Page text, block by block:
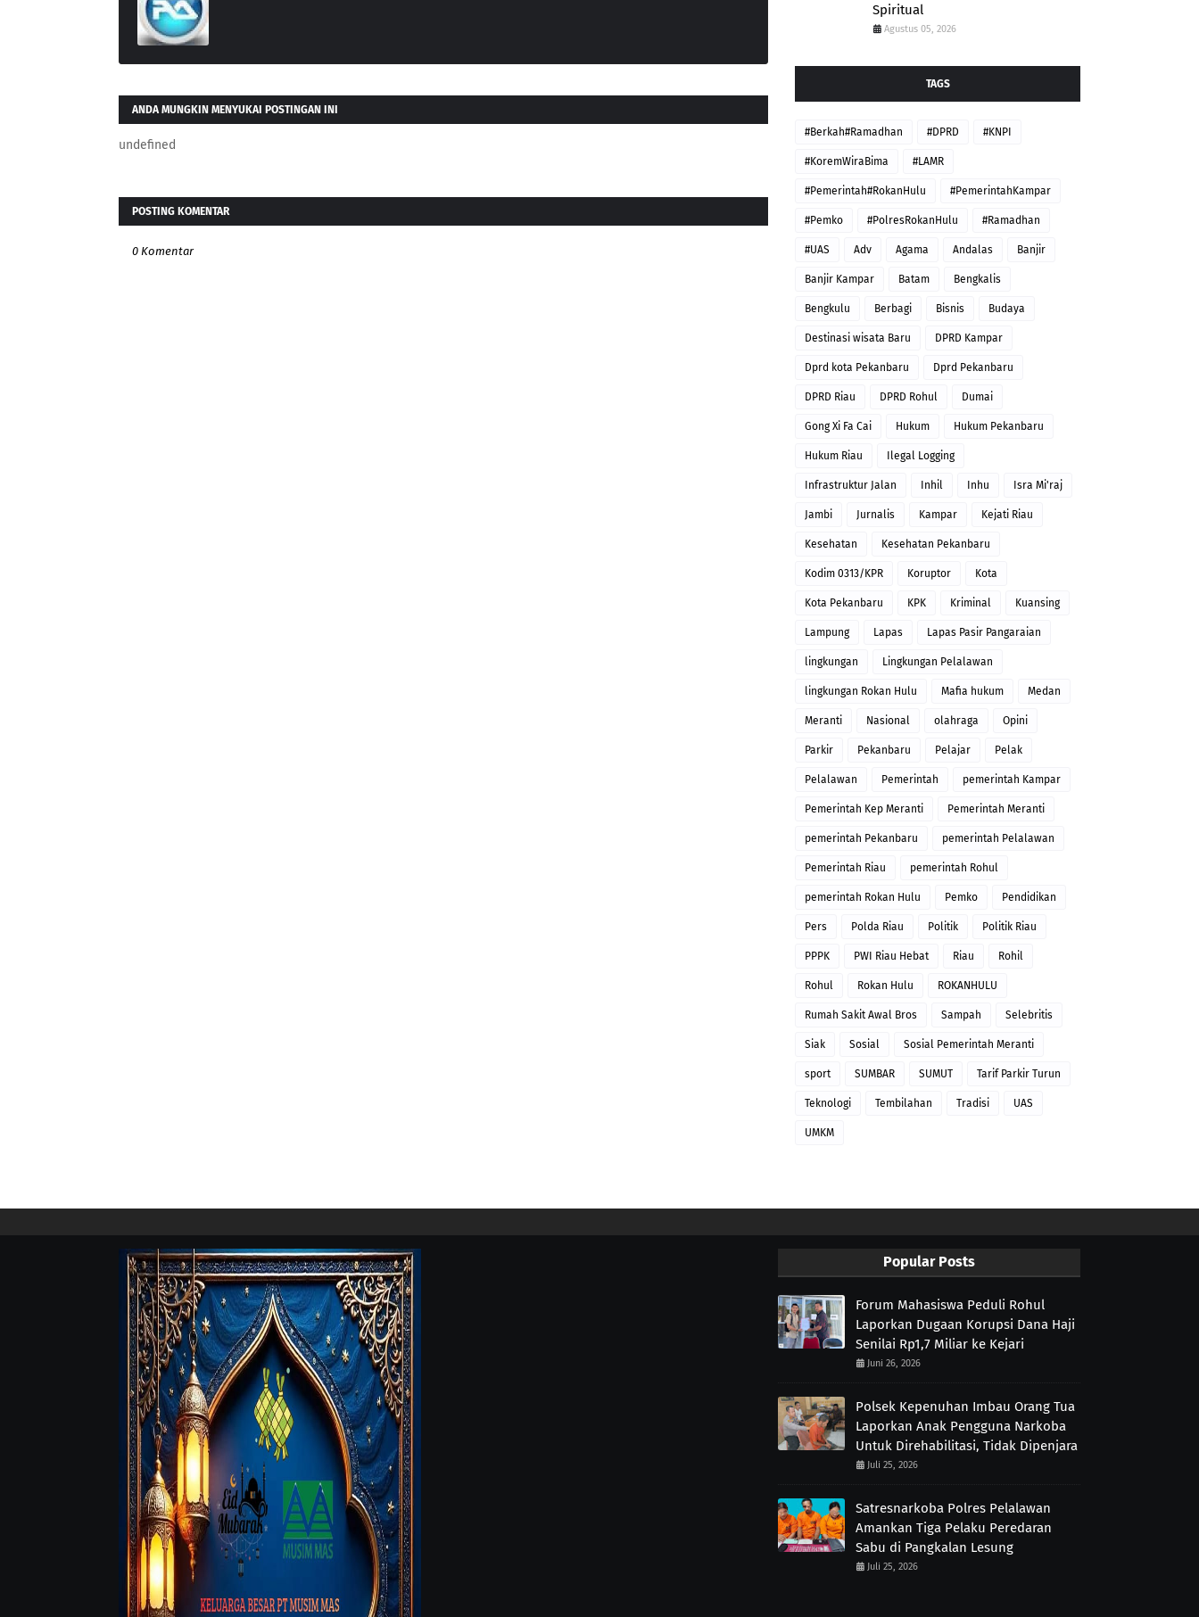
ANDA MUNGKIN MENYUKAI POSTINGAN INI
undefined
POSTING KOMENTAR
0 Komentar
Spiritual
Agustus 05, 2026
TAGS
#Berkah#Ramadhan #DPRD #KNPI
#KoremWiraBima #LAMR
#Pemerintah#RokanHulu #PemerintahKampar
#Pemko #PolresRokanHulu #Ramadhan
#UAS Adv Agama Andalas Banjir
Banjir Kampar Batam Bengkalis
Bengkulu Berbagi Bisnis Budaya
Destinasi wisata Baru DPRD Kampar
Dprd kota Pekanbaru Dprd Pekanbaru
DPRD Riau DPRD Rohul Dumai
Gong Xi Fa Cai Hukum Hukum Pekanbaru
Hukum Riau Ilegal Logging
Infrastruktur Jalan Inhil Inhu Isra Mi'raj
Jambi Jurnalis Kampar Kejati Riau
Kesehatan Kesehatan Pekanbaru
Kodim 0313/KPR Koruptor Kota
Kota Pekanbaru KPK Kriminal Kuansing
Lampung Lapas Lapas Pasir Pangaraian
lingkungan Lingkungan Pelalawan
lingkungan Rokan Hulu Mafia hukum Medan
Meranti Nasional olahraga Opini
Parkir Pekanbaru Pelajar Pelak
Pelalawan Pemerintah pemerintah Kampar
Pemerintah Kep Meranti Pemerintah Meranti
pemerintah Pekanbaru pemerintah Pelalawan
Pemerintah Riau pemerintah Rohul
pemerintah Rokan Hulu Pemko Pendidikan
Pers Polda Riau Politik Politik Riau
PPPK PWI Riau Hebat Riau Rohil
Rohul Rokan Hulu ROKANHULU
Rumah Sakit Awal Bros Sampah Selebritis
Siak Sosial Sosial Pemerintah Meranti
sport SUMBAR SUMUT Tarif Parkir Turun
Teknologi Tembilahan Tradisi UAS
UMKM
Popular Posts
Forum Mahasiswa Peduli Rohul
Laporkan Dugaan Korupsi Dana Haji
Senilai Rp1,7 Miliar ke Kejari
Juni 26, 2026
Polsek Kepenuhan Imbau Orang Tua
Laporkan Anak Pengguna Narkoba
Untuk Direhabilitasi, Tidak Dipenjara
Juli 25, 2026
Satresnarkoba Polres Pelalawan
Amankan Tiga Pelaku Peredaran
Sabu di Pangkalan Lesung
Juli 25, 2026